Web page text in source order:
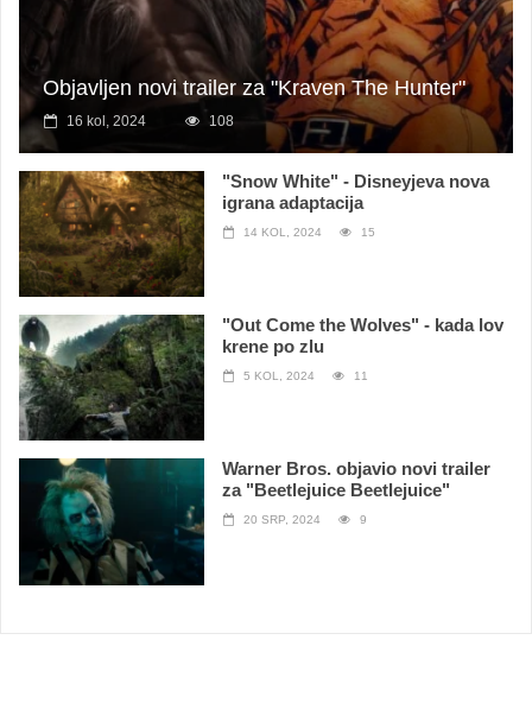
Objavljen novi trailer za "Kraven The Hunter"
16 kol, 2024 108
"Snow White" - Disneyjeva nova
igrana adaptacija
14 KOL, 2024 15
"Out Come the Wolves" - kada lov
krene po zlu
5 KOL, 2024 11
Warner Bros. objavio novi trailer
za "Beetlejuice Beetlejuice"
20 SRP, 2024 9